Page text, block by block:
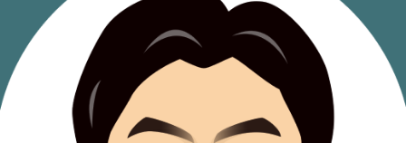
お客様から「選ばれる」会社に
SERVICE
価値を創造し、価値を高め、価値を提供する
RECRUIT